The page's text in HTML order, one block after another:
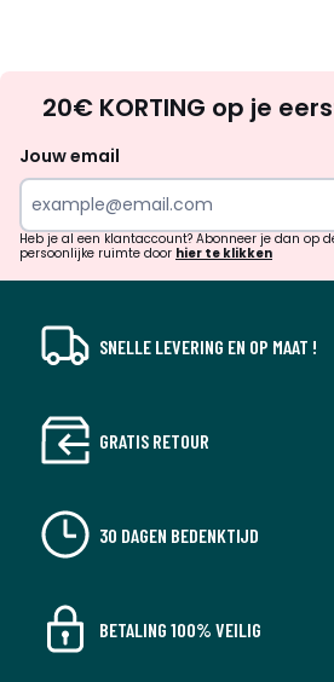
20€ KORTING op je
Jouw email
Heb je al een klantaccount? Abonneer je dan op
persoonlijke ruimte door hier te klikken
SNELLE LEVERING EN OP MAAT !
GRATIS RETOUR
30 DAGEN BEDENKTIJD
BETALING 100% VEILIG